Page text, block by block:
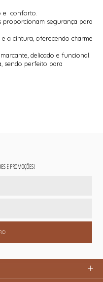
e conforto.
proporcionam segurança para
a cintura, oferecendo charme
delicado e funcional.
sendo perfeito para
E PROMOÇÕES!